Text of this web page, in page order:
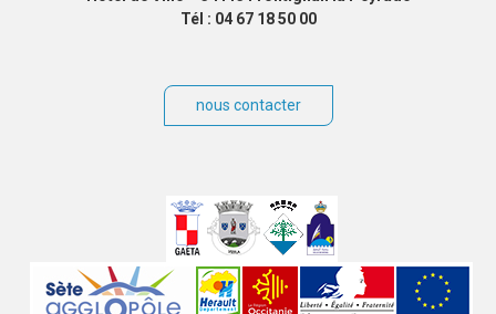
Tél : 04 67 18 50 00
nous contacter
partenaires